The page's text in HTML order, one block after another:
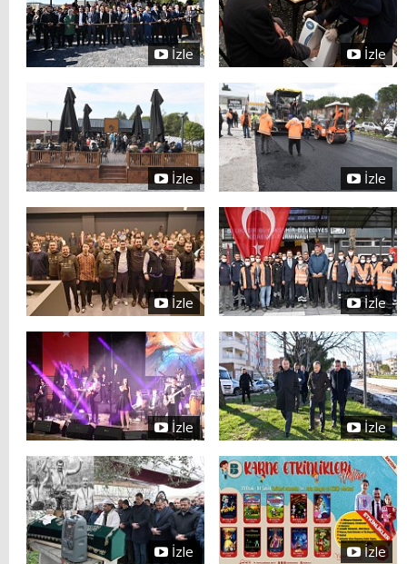
İzle İzle
İzle İzle
İzle İzle
İzle İzle
İzle İzle